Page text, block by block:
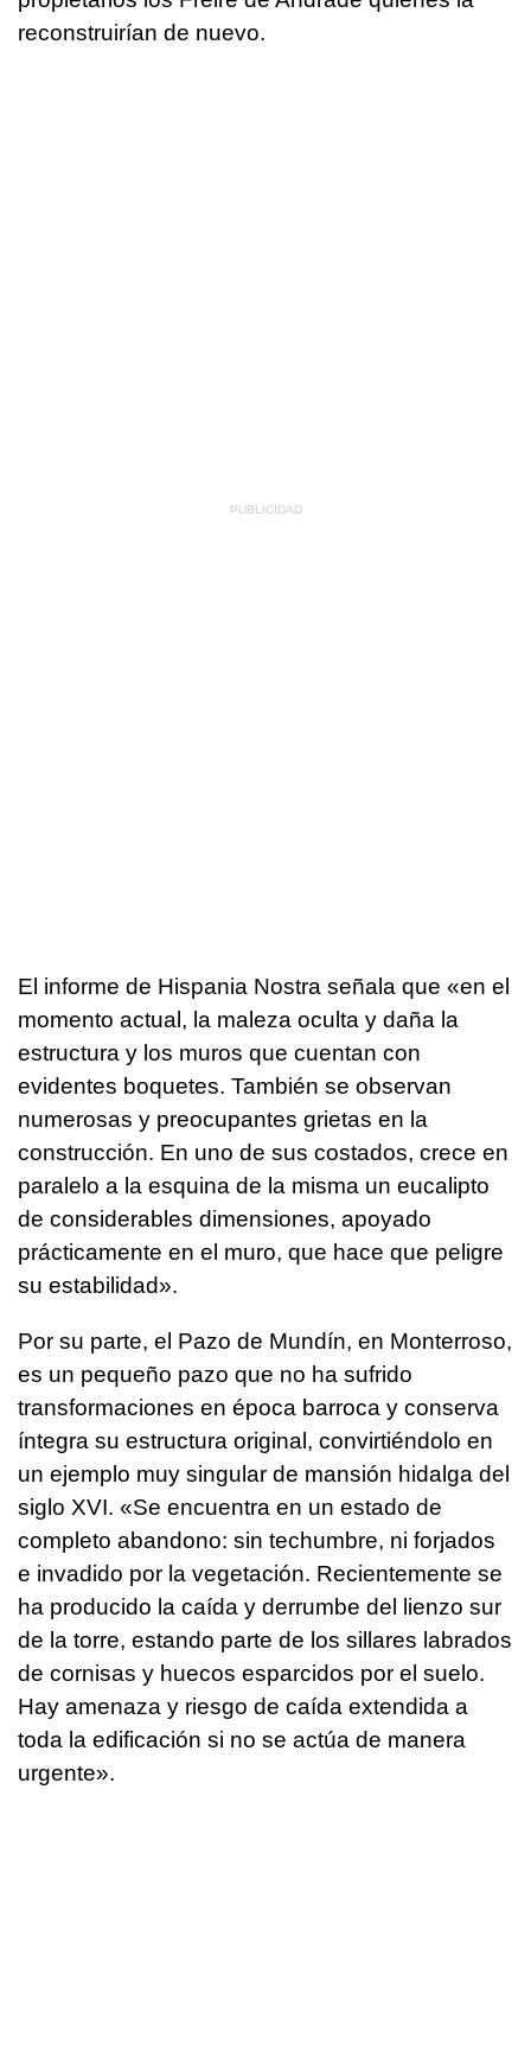
reconstruirían de nuevo.
El informe de Hispania Nostra señala que «en el
momento actual, la maleza oculta y daña la
estructura y los muros que cuentan con
evidentes boquetes. También se observan
numerosas y preocupantes grietas en la
construcción. En uno de sus costados, crece en
paralelo a la esquina de la misma un eucalipto
de considerables dimensiones, apoyado
prácticamente en el muro, que hace que peligre
su estabilidad».
Por su parte, el Pazo de Mundín, en Monterroso,
es un pequeño pazo que no ha sufrido
transformaciones en época barroca y conserva
íntegra su estructura original, convirtiéndolo en
un ejemplo muy singular de mansión hidalga del
siglo XVI. «Se encuentra en un estado de
completo abandono: sin techumbre, ni forjados
e invadido por la vegetación. Recientemente se
ha producido la caída y derrumbe del lienzo sur
de la torre, estando parte de los sillares labrados
de cornisas y huecos esparcidos por el suelo.
Hay amenaza y riesgo de caída extendida a
toda la edificación si no se actúa de manera
urgente».